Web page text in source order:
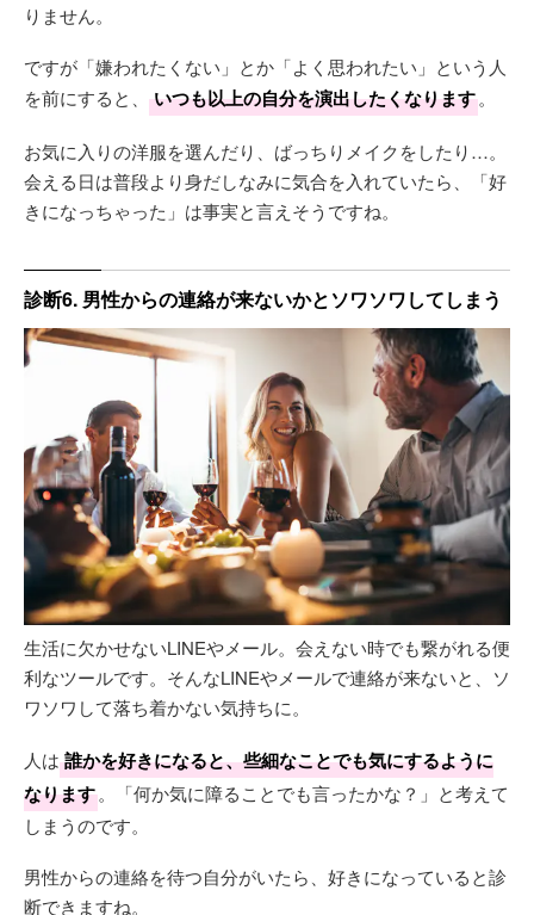
りません。
ですが「嫌われたくない」とか「よく思われたい」という人
を前にすると、
いつも以上の自分を演出したくなります。
お気に入りの洋服を選んだり、ばっちりメイクをしたり…。
会える日は普段より身だしなみに気合を入れていたら、「好
きになっちゃった」は事実と言えそうですね。
診断6. 男性からの連絡が来ないかとソワソワしてしまう
生活に欠かせないLINEやメール。会えない時でも繋がれる便
利なツールです。そんなLINEやメールで連絡が来ないと、ソ
ワソワして落ち着かない気持ちに。
人は 誰かを好きになると、些細なことでも気にするように
なります。「何か気に障ることでも言ったかな？」と考えて
しまうのです。
男性からの連絡を待つ自分がいたら、好きになっていると診
断できますね。